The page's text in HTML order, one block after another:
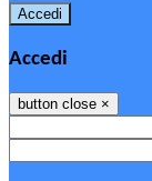
Accedi
Accedi
button close ×